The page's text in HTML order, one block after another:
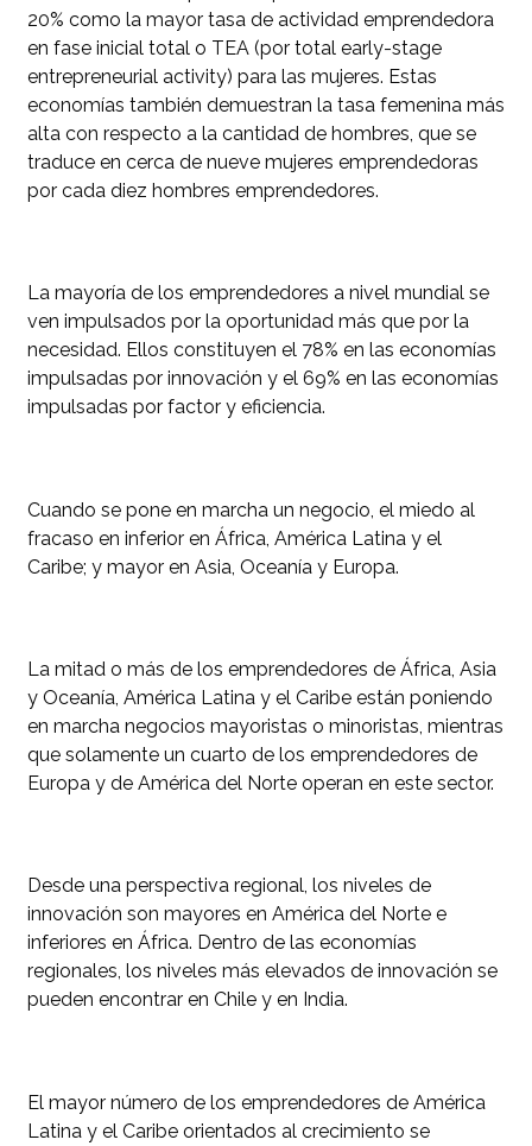
20% como la mayor tasa de actividad emprendedora
en fase inicial total o TEA (por total early-stage
entrepreneurial activity) para las mujeres. Estas
economías también demuestran la tasa femenina más
alta con respecto a la cantidad de hombres, que se
traduce en cerca de nueve mujeres emprendedoras
por cada diez hombres emprendedores.
La mayoría de los emprendedores a nivel mundial se
ven impulsados por la oportunidad más que por la
necesidad. Ellos constituyen el 78% en las economías
impulsadas por innovación y el 69% en las economías
impulsadas por factor y eficiencia.
Cuando se pone en marcha un negocio, el miedo al
fracaso en inferior en África, América Latina y el
Caribe; y mayor en Asia, Oceanía y Europa.
La mitad o más de los emprendedores de África, Asia
y Oceanía, América Latina y el Caribe están poniendo
en marcha negocios mayoristas o minoristas, mientras
que solamente un cuarto de los emprendedores de
Europa y de América del Norte operan en este sector.
Desde una perspectiva regional, los niveles de
innovación son mayores en América del Norte e
inferiores en África. Dentro de las economías
regionales, los niveles más elevados de innovación se
pueden encontrar en Chile y en India.
El mayor número de los emprendedores de América
Latina y el Caribe orientados al crecimiento se